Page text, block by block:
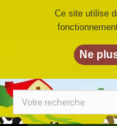
LA
Ce site utilise